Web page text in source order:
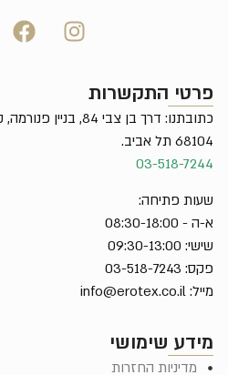
מידע שימושי
מדיניות החזרות
פרטי התקשרות
68104 תל אביב.
03-518-7244
שעות פתיחה:
א-ה - 08:30-18:00
שישי: 09:30-13:00
פקס: 03-518-7243
מייל: info@erotex.co.il